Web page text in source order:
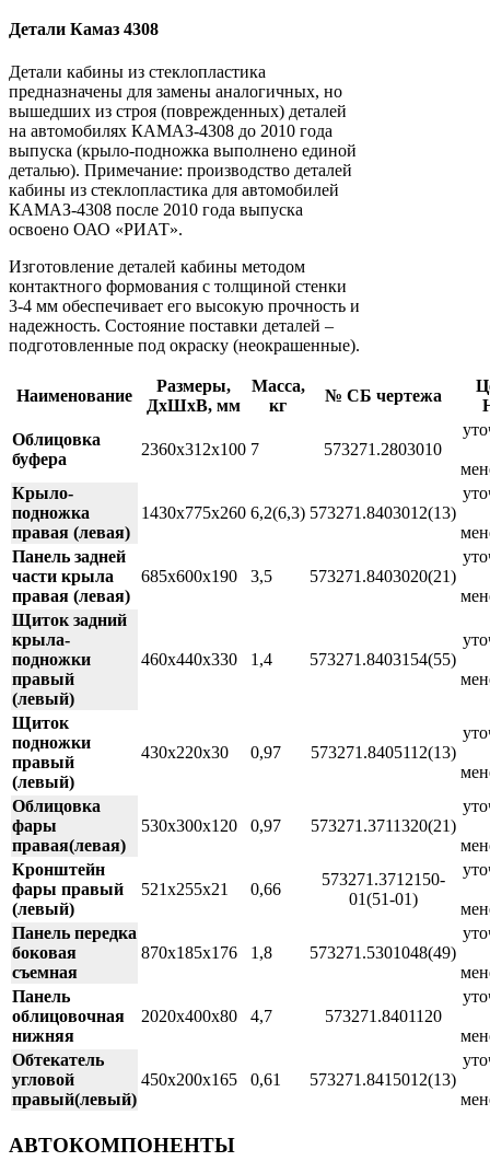
Детали Камаз 4308
Детали кабины из стеклопластика
предназначены для замены аналогичных, но
вышедших из строя (поврежденных) деталей
на автомобилях КАМАЗ-4308 до 2010 года
выпуска (крыло-подножка выполнено единой
деталью). Примечание: производство деталей
кабины из стеклопластика для автомобилей
КАМАЗ-4308 после 2010 года выпуска
освоено ОАО «РИАТ».
Изготовление деталей кабины методом
контактного формования с толщиной стенки
3-4 мм обеспечивает его высокую прочность и
надежность. Состояние поставки деталей –
подготовленные под окраску (неокрашенные).
Наименование
Размеры,
ДхШхВ, мм
Масса,
кг
№ СБ чертежа
Облицовка
буфера
2360х312х100 7 573271.2803010
Крыло-
подножка
правая (левая)
1430х775х260 6,2(6,3) 573271.8403012(13)
Панель задней
части крыла
правая (левая)
685х600х190 3,5 573271.8403020(21)
Щиток задний
крыла-
подножки
правый
(левый)
460х440х330 1,4 573271.8403154(55)
Щиток
подножки
правый
(левый)
430х220х30 0,97 573271.8405112(13)
Облицовка
фары
правая(левая)
530х300х120 0,97 573271.3711320(21)
Кронштейн
фары правый
(левый)
521х255х21 0,66
573271.3712150-
01(51-01)
Панель передка
боковая
съемная
870х185х176 1,8 573271.5301048(49)
Панель
облицовочная
нижняя
2020х400х80 4,7 573271.8401120
Обтекатель
угловой
правый(левый)
450х200х165 0,61 573271.8415012(13)
АВТОКОМПОНЕНТЫ